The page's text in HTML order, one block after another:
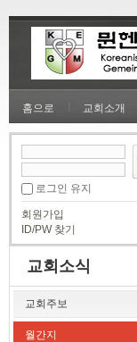
홈으로 교회소개
로그인 유지
회원가입
ID/PW 찾기
교회소식
교회주보
월간지